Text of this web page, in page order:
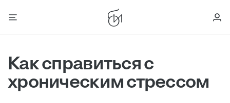
Как справиться с
хроническим стрессом